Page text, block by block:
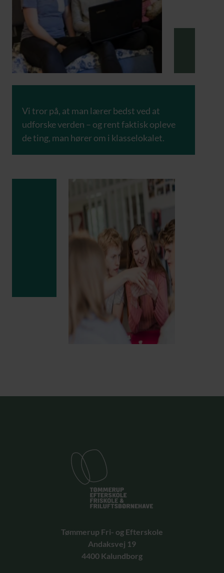
Vi tror på, at man lærer bedst ved at
udforske verden – og rent faktisk opleve
de ting, man hører om i klasselokalet.
Tømmerup Fri- og Efterskole
Andaksvej 19
4400 Kalundborg